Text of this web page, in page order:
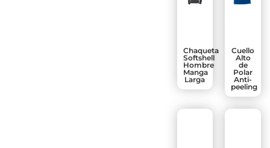
Chaqueta
Softshell
Hombre
Manga
Larga
Cuello
Alto
de
Polar
Anti-
peeling